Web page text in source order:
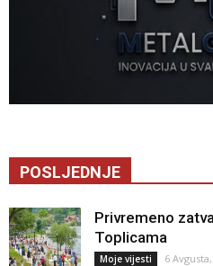
POSLJEDNJE
Privremeno
Toplicama
Moje vijesti 6